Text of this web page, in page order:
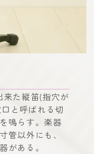
た縦笛(指穴が
と呼ばれる切
鳴らす。楽器
管以外にも、
がある。